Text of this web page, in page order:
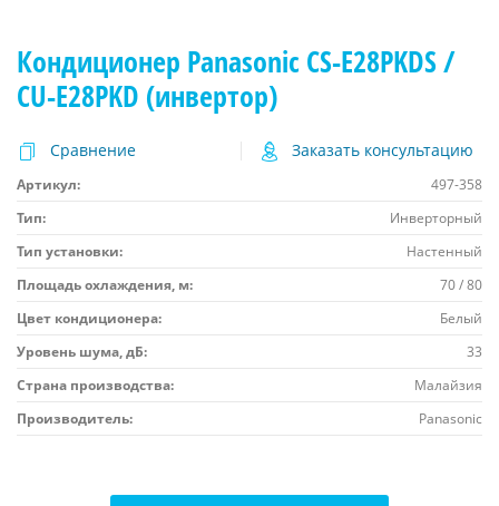
Кондиционер Panasonic CS-E28PKDS /
CU-E28PKD (инвертор)
Сравнение Заказать консультацию
Артикул:
497-358
Тип:
Инверторный
Тип установки:
Настенный
Площадь охлаждения, м:
70 / 80
Цвет кондиционера:
Белый
Уровень шума, дБ:
33
Страна производства:
Малайзия
Производитель:
Panasonic